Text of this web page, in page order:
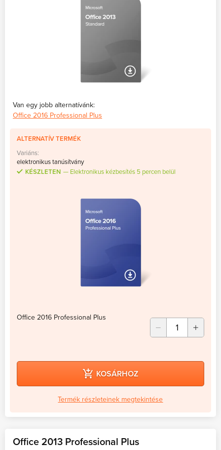
Van egy jobb alternatívánk:
Office 2016 Professional Plus
ALTERNATÍV TERMÉK
Variáns:
elektronikus tanúsítvány
KÉSZLETEN
Elektronikus kézbesítés 5 percen belül
Office 2016 Professional Plus
KOSÁRHOZ
Termék részleteinek megtekintése
Office 2013 Professional Plus